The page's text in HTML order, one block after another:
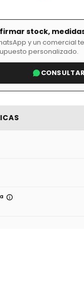
stock,
y un comercial
personalizado.